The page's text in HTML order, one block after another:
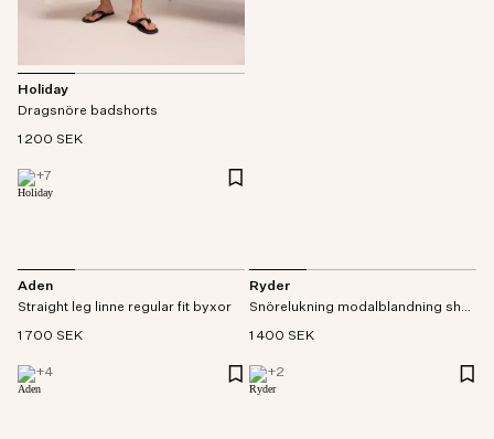
Holiday
Dragsnöre badshorts
1 200 SEK
+7
Aden
Straight leg linne regular fit byxor
1 700 SEK
+4
Ryder
Snörelukning modalblandning shorts
1 400 SEK
+2